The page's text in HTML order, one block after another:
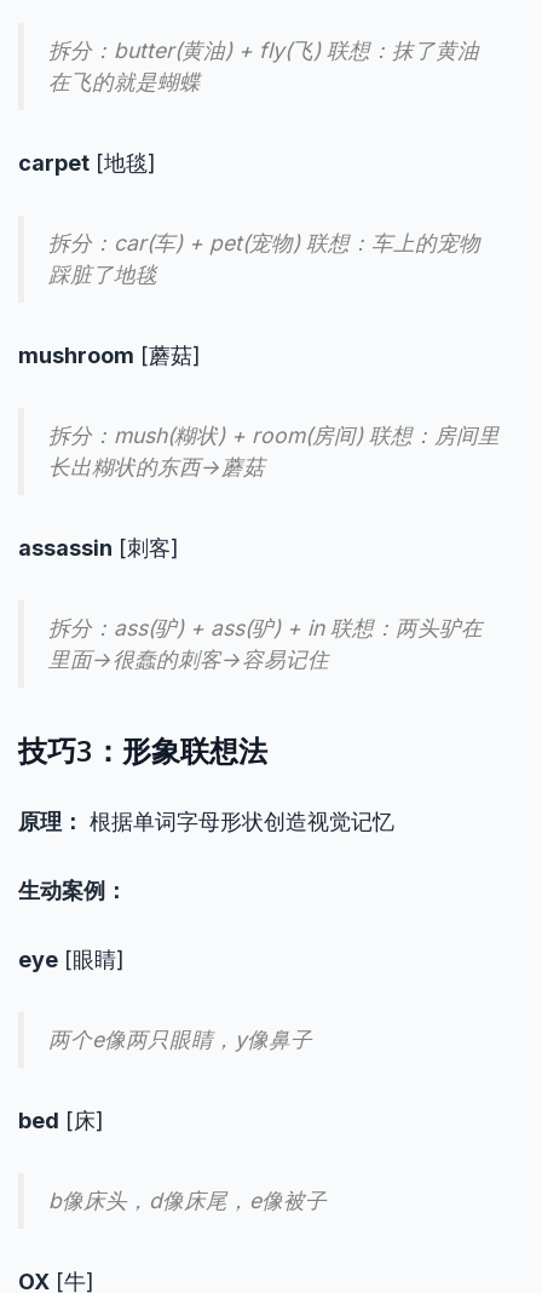
拆分：butter(黄油) + fly(飞) 联想：抹了黄油
在飞的就是蝴蝶
carpet [地毯]
拆分：car(车) + pet(宠物) 联想：车上的宠物
踩脏了地毯
mushroom [蘑菇]
拆分：mush(糊状) + room(房间) 联想：房间里
长出糊状的东西→蘑菇
assassin [刺客]
拆分：ass(驴) + ass(驴) + in 联想：两头驴在
里面→很蠢的刺客→容易记住
技巧3：形象联想法
原理： 根据单词字母形状创造视觉记忆
生动案例：
eye [眼睛]
两个e像两只眼睛，y像鼻子
bed [床]
b像床头，d像床尾，e像被子
OX [牛]